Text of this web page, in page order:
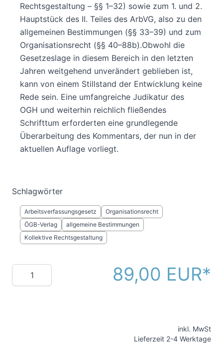
Rechtsgestaltung – §§ 1–32) sowie zum 1. und 2.
Hauptstück des II. Teiles des ArbVG, also zu den
allgemeinen Bestimmungen (§§ 33–39) und zum
Organisationsrecht (§§ 40–88b).Obwohl die
Gesetzeslage in diesem Bereich in den letzten
Jahren weitgehend unverändert geblieben ist,
kann von einem Stillstand der Entwicklung keine
Rede sein. Eine umfangreiche Judikatur des
OGH und weiterhin reichlich fließendes
Schrifttum erforderten eine grundlegende
Überarbeitung des Kommentars, der nun in der
aktuellen Auflage vorliegt.
Schlagwörter
Arbeitsverfassungsgesetz
Organisationsrecht
ÖGB-Verlag
allgemeine Bestimmungen
Kollektive Rechtsgestaltung
Menge 89,00 EUR
inkl. MwSt
Lieferzeit 2-4 Werktage